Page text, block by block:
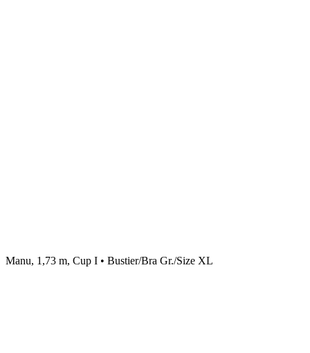
Manu, 1,73 m, Cup I • Bustier/Bra Gr./Size XL